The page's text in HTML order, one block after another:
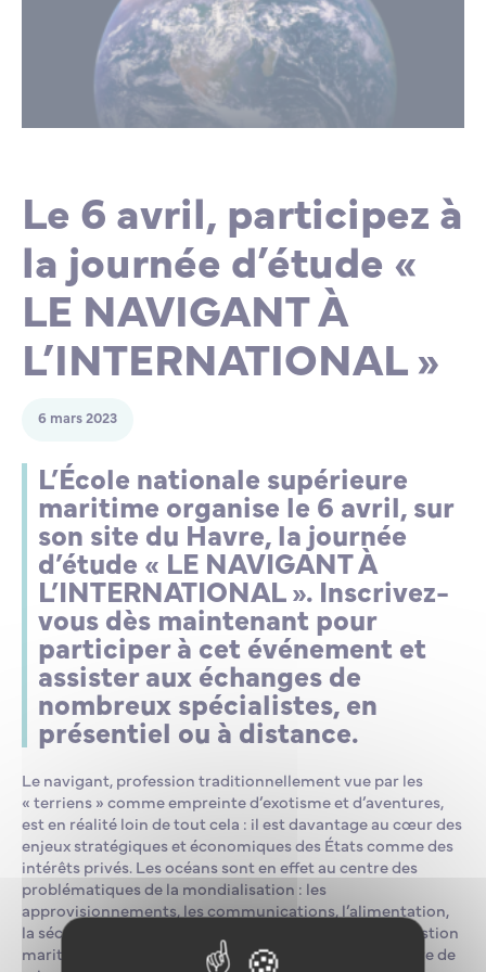
Lycée Professionnel Maritime de Bastia
Nos engagements
L’ENSM recrute
Contacts de la Recherche à l’ENSM
L'international
Évènements internationaux
Nos partenaires
Bourses d’études
Faire un don
Le 6 avril, participez à
la journée d’étude «
LE NAVIGANT À
L’INTERNATIONAL »
6 mars 2023
L’École nationale supérieure
maritime organise le 6 avril, sur
son site du Havre, la journée
d’étude « LE NAVIGANT À
L’INTERNATIONAL ». Inscrivez-
vous dès maintenant pour
participer à cet événement et
assister aux échanges de
nombreux spécialistes, en
présentiel ou à distance.
Le navigant, profession traditionnellement vue par les
« terriens » comme empreinte d’exotisme et d’aventures,
est en réalité loin de tout cela : il est davantage au cœur des
enjeux stratégiques et économiques des États comme des
intérêts privés. Les océans sont en effet au centre des
problématiques de la mondialisation : les
approvisionnements, les communications, l’alimentation,
la sécurité, etc. Tous ces sujets sont en lien avec la question
maritime. Si la mer, objet de convoitises, doit permettre de